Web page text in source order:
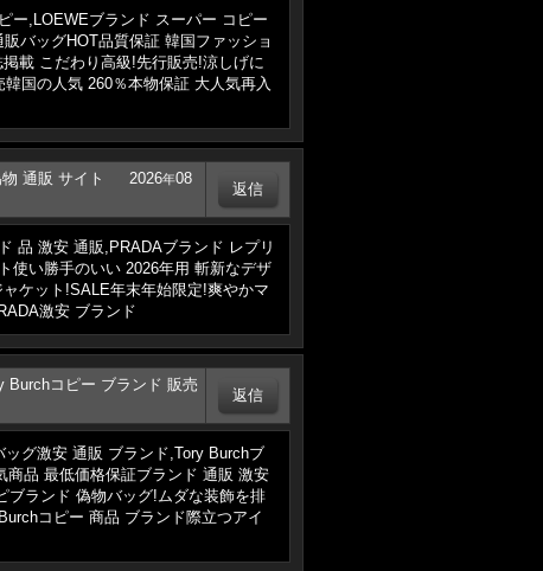
ー,LOEWEブランド スーパー コピー
バッグHOT品質保証 韓国ファッショ
載 こだわり高級!先行販売!涼しげに
国の人気 260％本物保証 大人気再入
通販 サイト 2026年08
品 激安 通販,PRADAブランド レプリ
使い勝手のいい 2026年用 斬新なデザ
ケット!SALE年末年始限定!爽やかマ
激安 ブランド
Burchコピー ブランド 販売
グ激安 通販 ブランド,Tory Burchブ
商品 最低価格保証ブランド 通販 激安
ブランド 偽物バッグ!ムダな装飾を排
コピー 商品 ブランド際立つアイ